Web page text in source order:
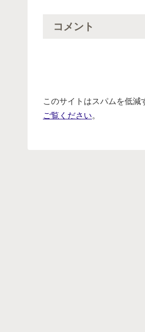
コメント
このサイトはスパムを低減
ご覧ください。